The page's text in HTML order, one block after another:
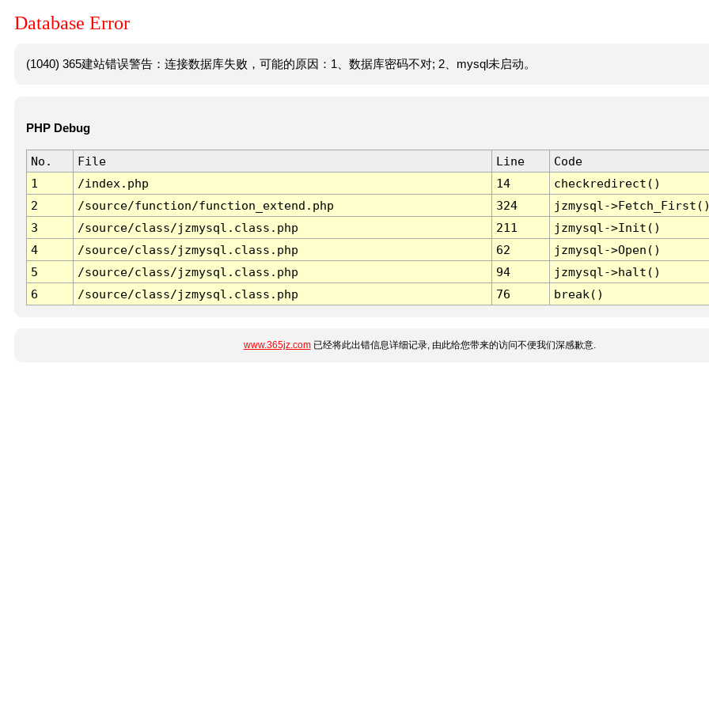
Database Error
(1040) 365建站错误警告：连接数据库失败，可能的原因：1、数据库密码不对; 2、mysql未启动。
PHP Debug
No. File Line
Code
1
/index.php 14
checkredirect()
2
/source/function/function_extend.php 324
jzmysql-
3
/source/class/jzmysql.class.php 211
jzmysql->Init()
4
/source/class/jzmysql.class.php 62
jzmysql->Open()
5
/source/class/jzmysql.class.php 94
jzmysql->halt()
6
/source/class/jzmysql.class.php 76 break()
www.365jz.com已经将此出错信息详细记录, 由此给您带来的访问不便我们深感歉意.